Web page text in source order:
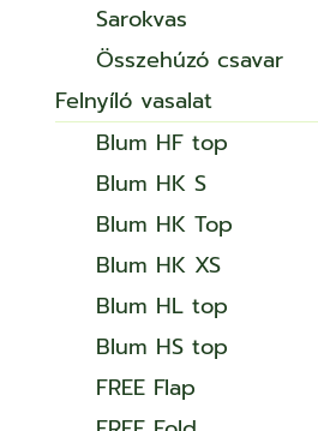
Sarokvas
Összehúzó csavar
Felnyíló vasalat
Blum HF top
Blum HK S
Blum HK Top
Blum HK XS
Blum HL top
Blum HS top
FREE Flap